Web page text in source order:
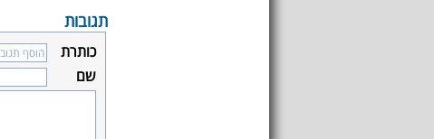
תגובות
כותרת
שם